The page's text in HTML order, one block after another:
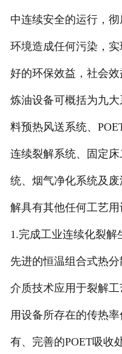
中连续安全的运行，
环境造成任何污染，
好的环保效益，社
炼油设备可概括为九
料预热风送系统、
连续裂解系统、固定
统、烟气净化系统及
解具有其他任何工艺用
1.完成工业连续化裂解
先进的恒温组合式热
介质技术应用于裂解
用设备所存在的传热
有、完善的POET吸收